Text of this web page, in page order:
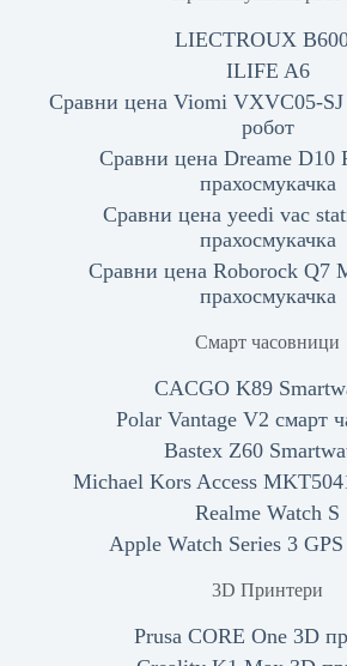
LIECTROUX
ILIFE A6
Сравни цена Viomi VXVC05-SJ
робот
Сравни цена Dreame D10
прахосмукачка
Сравни цена yeedi vac
прахосмукачка
Сравни цена Roborock Q7
прахосмукачка
Смарт часовници
CACGO K89
Polar Vantage V2 смарт
Bastex Z60
Michael Kors Access
Realme Watch S
Apple Watch Series 3
3D Принтери
Prusa CORE One 3D